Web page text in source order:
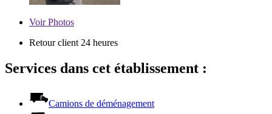
VoirPhotos
Retour client 24 heures
Services dans cet établissement :
Camions de déménagement